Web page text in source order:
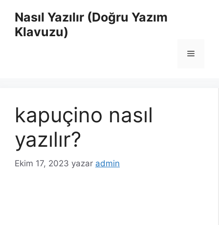
Nasıl Yazılır (Doğru Yazım
Klavuzu)
Menü
kapuçino nasıl
yazılır?
Ekim 17, 2023 yazar admin